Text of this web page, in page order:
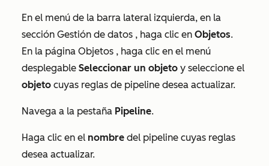
En el menú de la barra lateral izquierda, en la
sección Gestión de datos , haga clic en Objetos.
En la página Objetos , haga clic en el menú
desplegable Seleccionar un objeto y seleccione el
objeto cuyas reglas de pipeline desea actualizar.
Navega a la pestaña Pipeline.
Haga clic en el nombre del pipeline cuyas reglas
desea actualizar.